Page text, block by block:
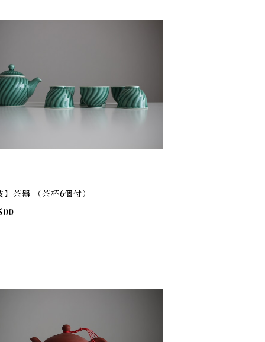
】茶器 （茶杯6個付）